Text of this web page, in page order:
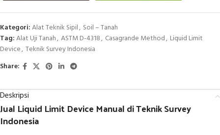
Kategori:Alat Teknik Sipil, Soil – Tanah
Tag:Alat Uji Tanah, ASTM D-4318, Casagrande Method, Liquid Limit
Device, Teknik Survey Indonesia
Share:
Deskripsi
Jual Liquid Limit Device Manual di Teknik Survey
Indonesia